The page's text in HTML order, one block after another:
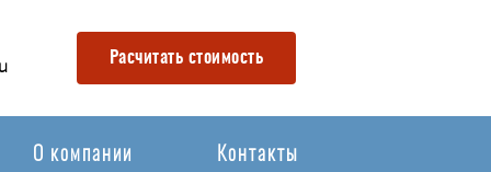
Расчитать стоимость
О компании Контакты